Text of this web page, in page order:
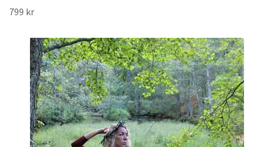
799 kr